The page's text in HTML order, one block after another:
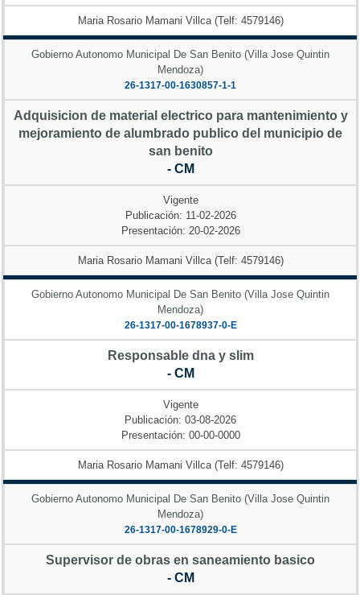
Maria Rosario Mamani Villca (Telf: 4579146)
Gobierno Autonomo Municipal De San Benito (Villa Jose Quintin
Mendoza)
26-1317-00-1630857-1-1
Adquisicion de material electrico para mantenimiento y
mejoramiento de alumbrado publico del municipio de
san benito
- CM
Vigente
Publicación: 11-02-2026
Presentación: 20-02-2026
Maria Rosario Mamani Villca (Telf: 4579146)
Gobierno Autonomo Municipal De San Benito (Villa Jose Quintin
Mendoza)
26-1317-00-1678937-0-E
Responsable dna y slim
- CM
Vigente
Publicación: 03-08-2026
Presentación: 00-00-0000
Maria Rosario Mamani Villca (Telf: 4579146)
Gobierno Autonomo Municipal De San Benito (Villa Jose Quintin
Mendoza)
26-1317-00-1678929-0-E
Supervisor de obras en saneamiento basico
- CM